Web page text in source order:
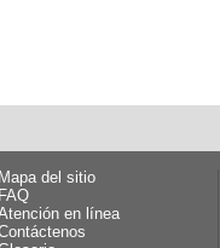
Mapa del sitio
FAQ
en línea